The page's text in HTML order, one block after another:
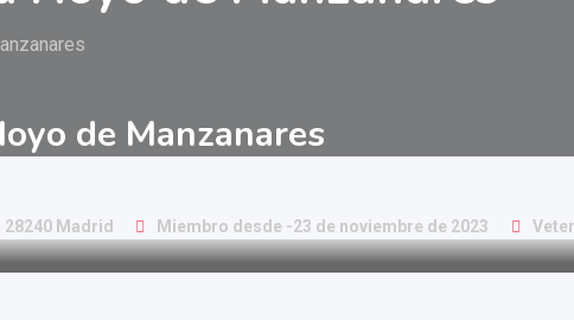
de Manzanares
Madrid Miembro desde -23 de noviembre de 2023